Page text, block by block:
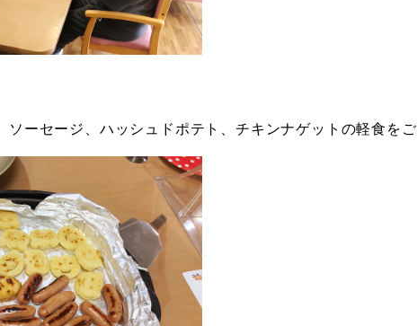
ソーセージ、ハッシュドポテト、チキンナゲットの軽食を